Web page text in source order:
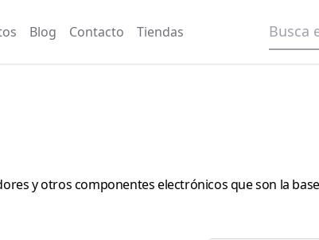
Blog Contacto Tiendas
y otros componentes electrónicos que son la